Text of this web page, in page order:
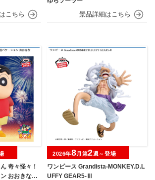
奇々怪々！
おおきなSO
ワンピース Grandista-MONKEY.D.L
UFFY GEAR5-Ⅲ
2026年8月第2週～登場